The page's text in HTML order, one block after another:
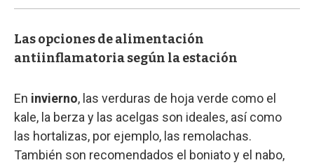
Las opciones de alimentación
antiinflamatoria según la estación
En invierno, las verduras de hoja verde como el
kale, la berza y las acelgas son ideales, así como
las hortalizas, por ejemplo, las remolachas.
También son recomendados el boniato y el nabo,